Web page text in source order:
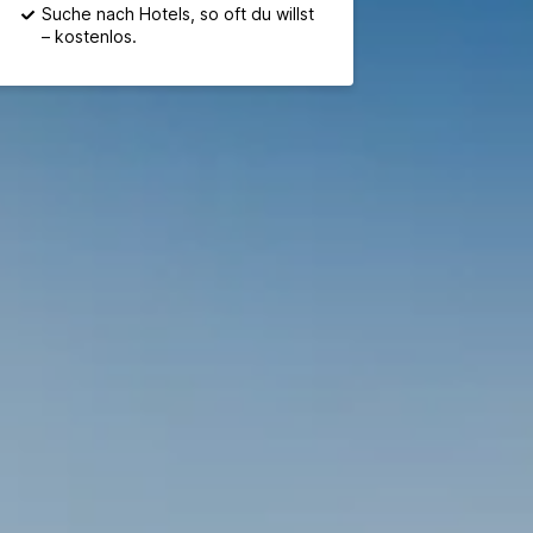
Suche nach Hotels, so oft du willst
– kostenlos.